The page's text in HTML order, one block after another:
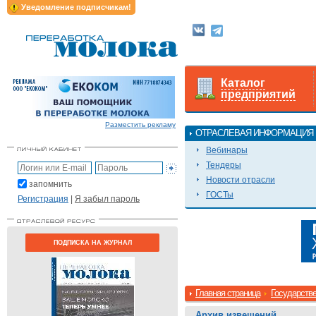
Уведомление подписчикам!
Разместить рекламу
запомнить
Регистрация | Я забыл пароль
ПОДПИСКА НА ЖУРНАЛ
Каталог
предприятий
ОТРАСЛЕВАЯ ИНФОРМАЦИЯ
Вебинары
Тендеры
Новости отрасли
ГОСТы
Главная страница